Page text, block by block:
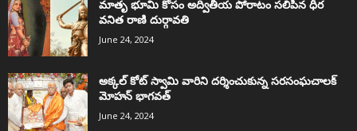
మాతృ భూమి కోసం అద్వితీయ పోరాటం సలిపిన ధీర
వనిత రాణి దుర్గావతి
June 24, 2024
అక్కల్‌ కోట్‌ స్వామి వారిని దర్శించుకున్న సరసంఘచాలక్
మోహన్ భాగవత్
June 24, 2024